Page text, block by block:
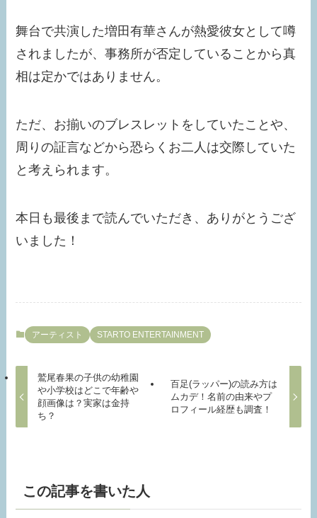
舞台で共演した増田有華さんが熱愛彼女として噂
されましたが、事務所が否定していることから真
相は定かではありません。
ただ、お揃いのブレスレットをしていたことや、
周りの証言などから恐らくお二人は交際していた
と考えられます。
本日も最後まで読んでいただき、ありがとうござ
いました！
アーティスト STARTO ENTERTAINMENT
鷲尾春果の子供の幼稚園
や小学校はどこで年齢や
顔画像は？実家は金持
ち？
百足(ラッパー)の読み方は
ムカデ！名前の由来やプ
ロフィール経歴も調査！
この記事を書いた人